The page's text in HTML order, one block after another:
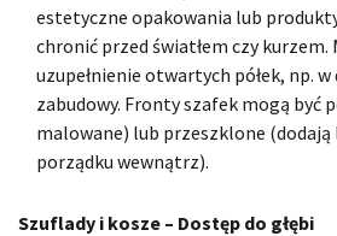
estetyczne opakowania lub
chronić przed światłem czy kurzem.
uzupełnienie otwartych półek, np.
zabudowy. Fronty szafek mogą być
malowane) lub przeszklone (dodają
porządku wewnątrz).
Szuflady i kosze – Dostęp do głębi